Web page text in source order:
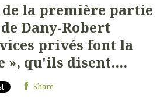
la première partie
Dany-Robert
privés font la
», qu'ils disent....
Share